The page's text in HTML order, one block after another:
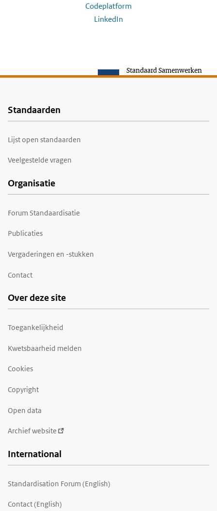
Codeplatform
LinkedIn
Standaard Samenwerken
Voet
Standaarden
Lijst open standaarden
Veelgestelde vragen
Organisatie
Forum Standaardisatie
Publicaties
Vergaderingen en -stukken
Contact
Over deze site
Toegankelijkheid
Kwetsbaarheid melden
Cookies
Copyright
Open data
Archief website
International
Standardisation Forum (English)
Contact (English)